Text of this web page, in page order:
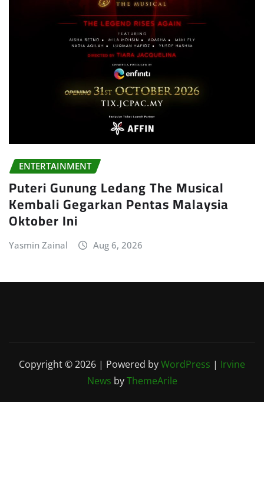
ENTERTAINMENT
Puteri Gunung Ledang The Musical
Kembali Gegarkan Pentas Malaysia
Oktober Ini
Yasmin Zainal Aug 6, 2026
Copyright © 2026 | Powered byWordPress | Irvine
News byThemeArile